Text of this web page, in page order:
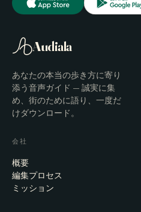
Audiala
あなたの本当の歩き方に寄り
添う音声ガイド — 誠実に集
め、街のために語り、一度だ
けダウンロード。
会社
概要
編集プロセス
ミッション